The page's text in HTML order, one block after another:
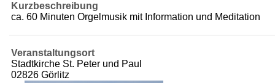
Kurzbeschreibung
ca. 60 Minuten Orgelmusik mit Information und Meditation
Veranstaltungsort
Stadtkirche St. Peter und Paul
02826 Görlitz